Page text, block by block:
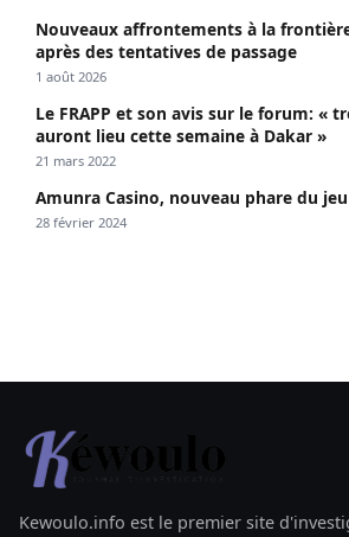
Nouveaux affrontements à la
après des tentatives de passage
1 août 2026
Le FRAPP et son avis sur le forum: «
auront lieu cette semaine à Dakar »
21 mars 2022
Amunra Casino, nouveau phare du
28 février 2024
Kewoulo.info est le premier site